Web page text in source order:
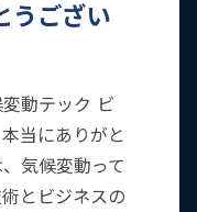
うござい
動テック ビ
当にありがと
気候変動って
とビジネスの